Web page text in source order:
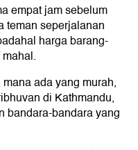
empat jam sebelum
teman seperjalanan
harga barang-
ada yang murah,
di Kathmandu,
bandara-bandara yang